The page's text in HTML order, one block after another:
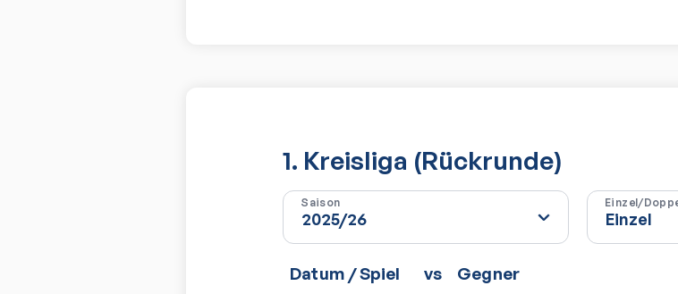
1. Kreisliga (Rückrunde)
Saison Einzel/
Datum / Spiel vs Gegner